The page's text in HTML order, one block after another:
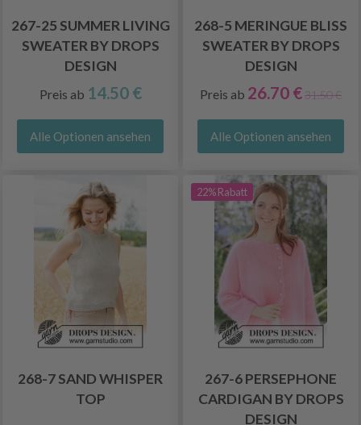
267-25 SUMMER LIVING
SWEATER BY DROPS
DESIGN
Preis ab 14.50 €
Alle Optionen ansehen
268-5 MERINGUE BLISS
SWEATER BY DROPS
DESIGN
Preis ab 26.70 €31.50 €
Alle Optionen ansehen
268-7 SAND WHISPER
TOP
22% Rabatt
267-6 PERSEPHONE
CARDIGAN BY DROPS
DESIGN